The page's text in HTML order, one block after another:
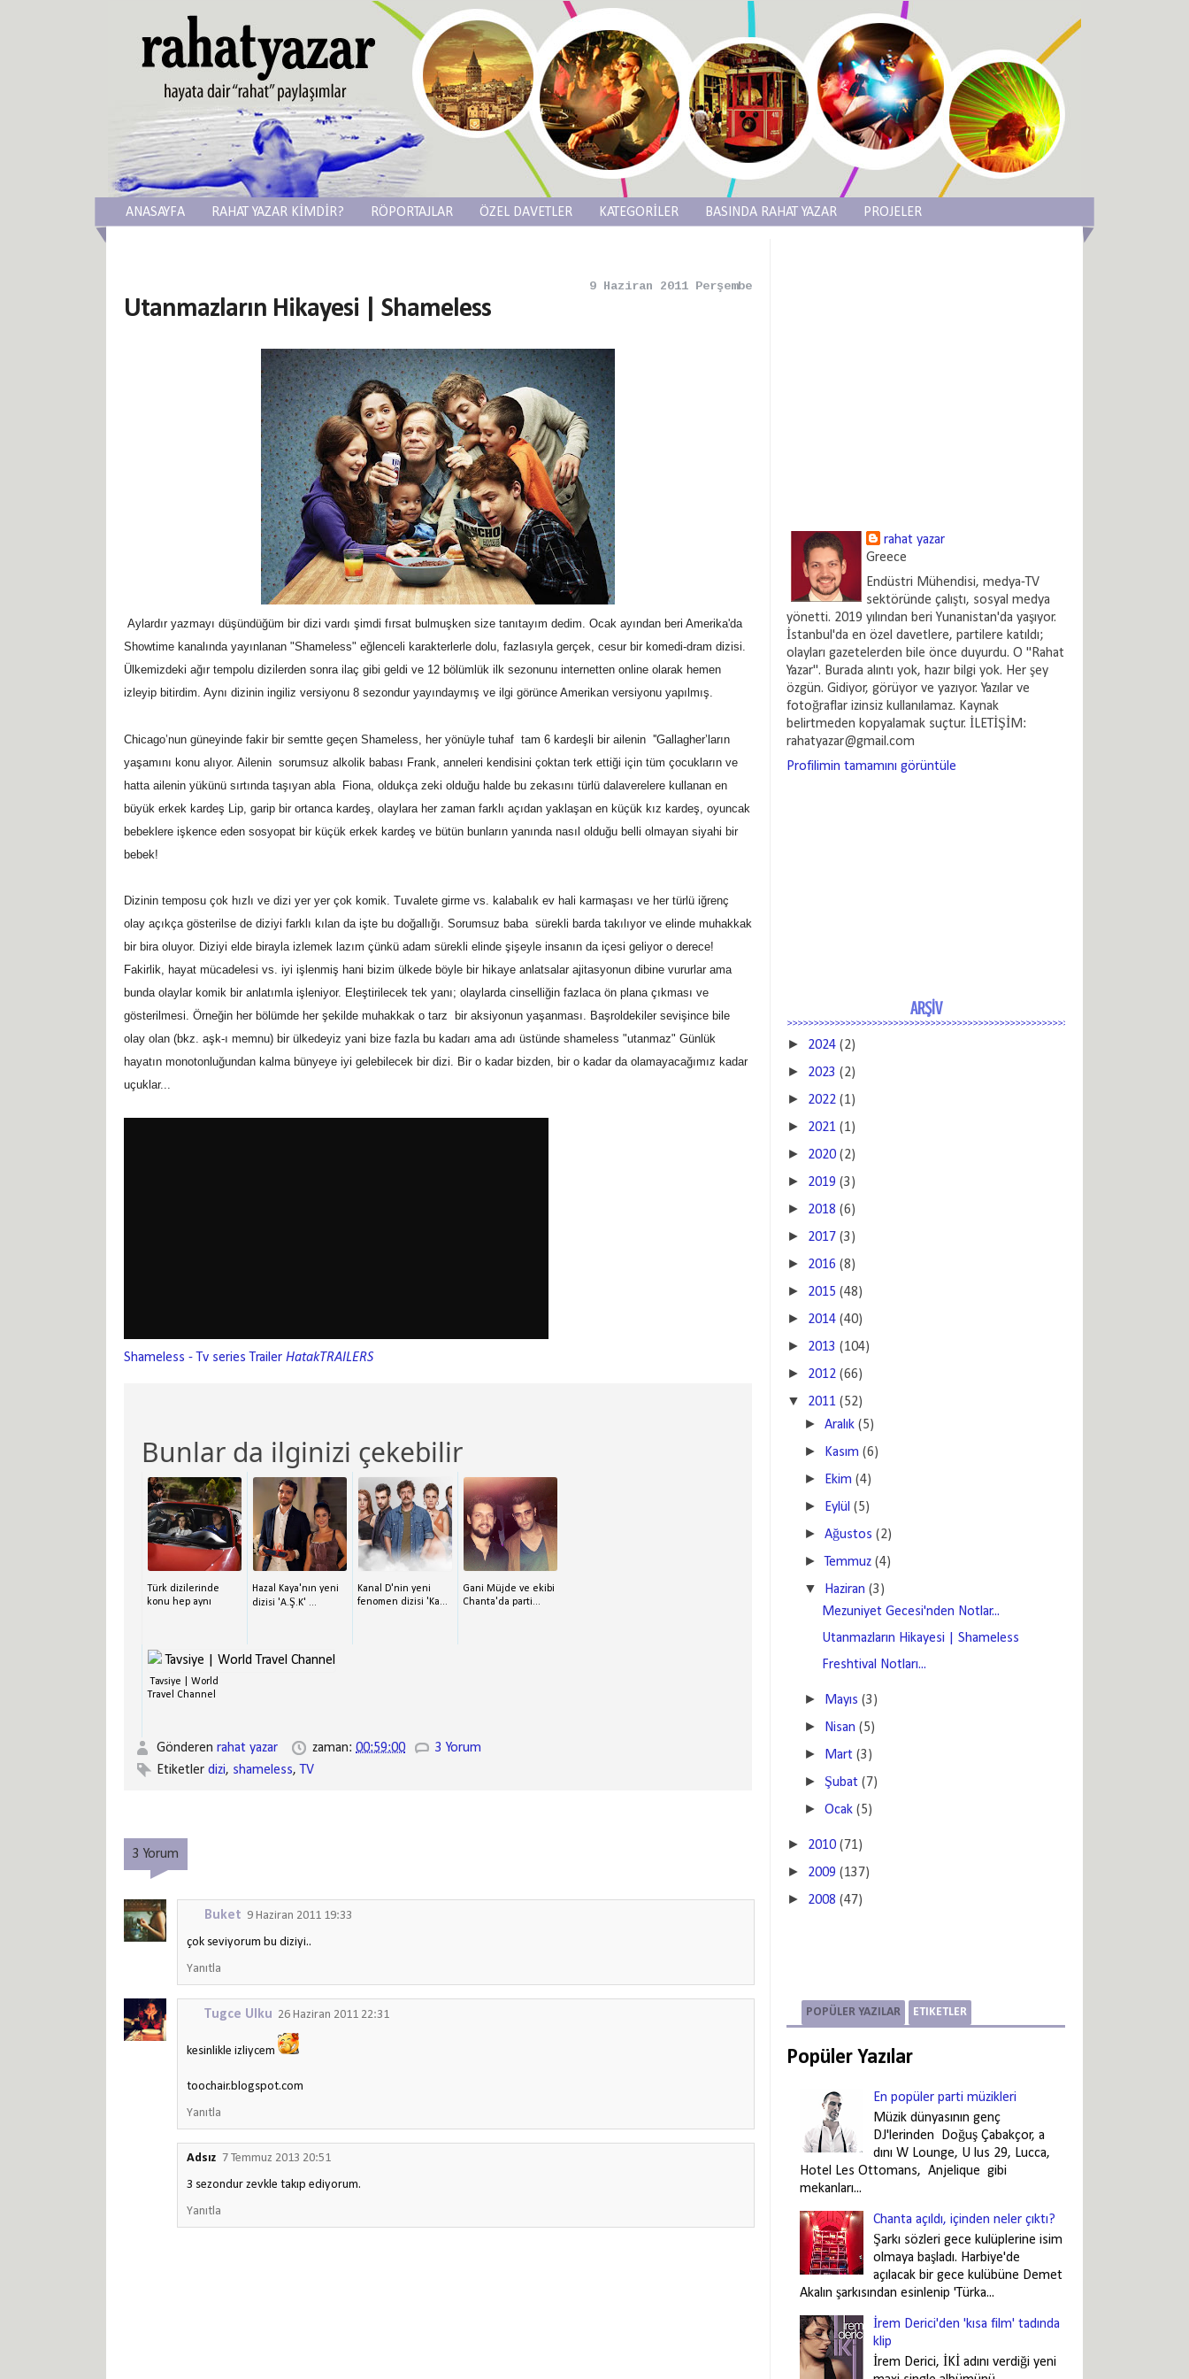
ANASAYFA RAHAT YAZAR KİMDİR? RÖPORTAJLAR ÖZEL DAVETLER KATEGORİLER BASINDA RAHAT YAZAR PROJELER
9 Haziran 2011 Perşembe
Utanmazların Hikayesi | Shameless
Aylardır yazmayı düşündüğüm bir dizi vardı şimdi fırsat bulmuşken size tanıtayım dedim. Ocak ayından beri Amerika'da
Showtime kanalında yayınlanan "Shameless" eğlenceli karakterlerle dolu, fazlasıyla gerçek, cesur bir komedi-dram dizisi.
Ülkemizdeki ağır tempolu dizilerden sonra ilaç gibi geldi ve 12 bölümlük ilk sezonunu internetten online olarak hemen
izleyip bitirdim. Aynı dizinin ingiliz versiyonu 8 sezondur yayındaymış ve ilgi görünce Amerikan versiyonu yapılmış.
Chicago’nun güneyinde fakir bir semtte geçen Shameless, her yönüyle tuhaf tam 6 kardeşli bir ailenin ''Gallagher’ların
yaşamını konu alıyor. Ailenin sorumsuz alkolik babası Frank, anneleri kendisini çoktan terk ettiği için tüm çocukların ve
hatta ailenin yükünü sırtında taşıyan abla Fiona, oldukça zeki olduğu halde bu zekasını türlü dalaverelere kullanan en
büyük erkek kardeş Lip, garip bir ortanca kardeş, olaylara her zaman farklı açıdan yaklaşan en küçük kız kardeş, oyuncak
bebeklere işkence eden sosyopat bir küçük erkek kardeş ve bütün bunların yanında nasıl olduğu belli olmayan siyahi bir
bebek!
Dizinin temposu çok hızlı ve dizi yer yer çok komik. Tuvalete girme vs. kalabalık ev hali karmaşası ve her türlü iğrenç
olay açıkça gösterilse de diziyi farklı kılan da işte bu doğallığı. Sorumsuz baba sürekli barda takılıyor ve elinde muhakkak
bir bira oluyor. Diziyi elde birayla izlemek lazım çünkü adam sürekli elinde şişeyle insanın da içesi geliyor o derece!
Fakirlik, hayat mücadelesi vs. iyi işlenmiş hani bizim ülkede böyle bir hikaye anlatsalar ajitasyonun dibine vururlar ama
bunda olaylar komik bir anlatımla işleniyor. Eleştirilecek tek yanı; olaylarda cinselliğin fazlaca ön plana çıkması ve
gösterilmesi. Örneğin her bölümde her şekilde muhakkak o tarz bir aksiyonun yaşanması. Başroldekiler sevişince bile
olay olan (bkz. aşk-ı memnu) bir ülkedeyiz yani bize fazla bu kadarı ama adı üstünde shameless "utanmaz" Günlük
hayatın monotonluğundan kalma bünyeye iyi gelebilecek bir dizi. Bir o kadar bizden, bir o kadar da olamayacağımız kadar
uçuklar...
Shameless - Tv series Trailer HatakTRAILERS
Bunlar da ilginizi çekebilir
Türk dizilerinde
konu hep aynı
Hazal Kaya'nın yeni
dizisi 'A.Ş.K' ...
Kanal D'nin yeni
fenomen dizisi 'Ka...
Gani Müjde ve ekibi
Chanta'da parti...
Tavsiye | World
Travel Channel
Gönderen rahat yazar zaman: 00:59:00
3 Yorum
Etiketler dizi, shameless, TV
3 Yorum
Buket 9 Haziran 2011 19:33
çok seviyorum bu diziyi..
Yanıtla
Tugce Ulku 26 Haziran 2011 22:31
kesinlikle izliycem
toochair.blogspot.com
Yanıtla
Adsız 7 Temmuz 2013 20:51
3 sezondur zevkle takıp ediyorum.
Yanıtla
rahat yazar
Greece
Endüstri Mühendisi, medya-TV
sektöründe çalıştı, sosyal medya
yönetti. 2019 yılından beri Yunanistan'da yaşıyor.
İstanbul'da en özel davetlere, partilere katıldı;
olayları gazetelerden bile önce duyurdu. O "Rahat
Yazar". Burada alıntı yok, hazır bilgi yok. Her şey
özgün. Gidiyor, görüyor ve yazıyor. Yazılar ve
fotoğraflar izinsiz kullanılamaz. Kaynak
belirtmeden kopyalamak suçtur. İLETİŞİM:
rahatyazar@gmail.com
Profilimin tamamını görüntüle
ARŞİV
► 2024 (2)
► 2023 (2)
► 2022 (1)
► 2021 (1)
► 2020 (2)
► 2019 (3)
► 2018 (6)
► 2017 (3)
► 2016 (8)
► 2015 (48)
► 2014 (40)
► 2013 (104)
► 2012 (66)
▼ 2011 (52)
►Aralık (5)
► Kasım (6)
► Ekim (4)
► Eylül (5)
►Ağustos (2)
►Temmuz (4)
▼ Haziran (3)
Mezuniyet Gecesi'nden Notlar...
Utanmazların Hikayesi | Shameless
Freshtival Notları...
► Mayıs (3)
► Nisan (5)
► Mart (3)
► Şubat (7)
►Ocak (5)
► 2010 (71)
► 2009 (137)
► 2008 (47)
POPÜLER YAZILAR ETIKETLER
Popüler Yazılar
En popüler parti müzikleri
Müzik dünyasının genç
DJ'lerinden Doğuş Çabakçor, a
dını W Lounge, U lus 29, Lucca,
Hotel Les Ottomans, Anjelique gibi
mekanları...
Chanta açıldı, içinden neler çıktı?
Şarkı sözleri gece kulüplerine isim
olmaya başladı. Harbiye'de
açılacak bir gece kulübüne Demet
Akalın şarkısından esinlenip 'Türka...
İrem Derici'den 'kısa film' tadında
klip
İrem Derici, İKİ adını verdiği yeni